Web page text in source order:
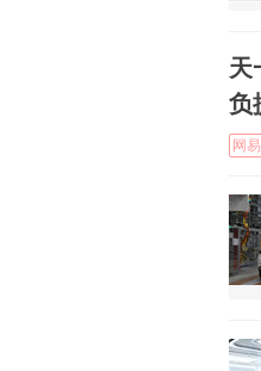
天
负
网